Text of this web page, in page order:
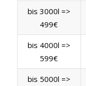
bis 3000l =>
499€
bis 4000l =>
599€
bis 5000l =>